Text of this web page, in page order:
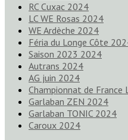
RC Cuxac 2024
LC WE Rosas 2024
WE Ardèche 2024
Féria du Longe Côte
Saison 2023 2024
Autrans 2024
AG juin 2024
Championnat de France
Garlaban ZEN 2024
Garlaban TONIC 2024
Caroux 2024